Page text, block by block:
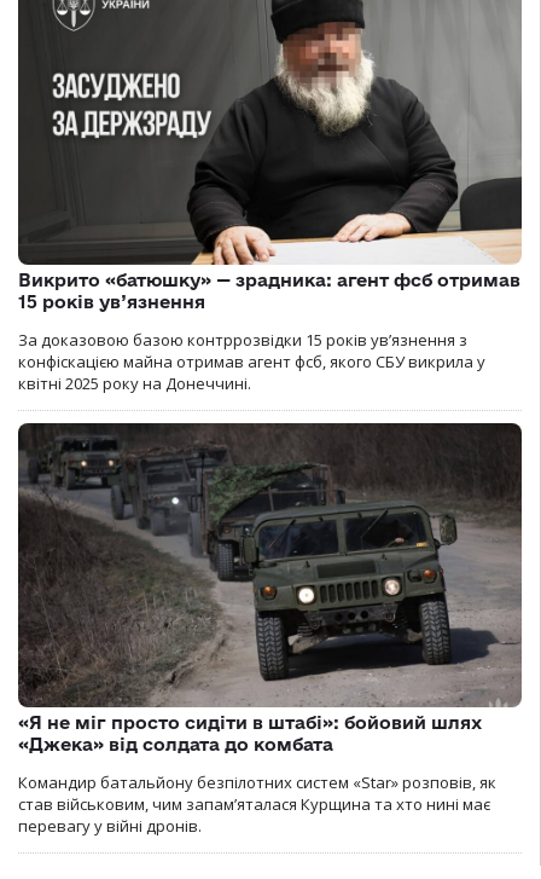
Викрито «батюшку» — зрадника: агент фсб отримав
15 років ув’язнення
За доказовою базою контррозвідки 15 років увʼязнення з
конфіскацією майна отримав агент фсб, якого СБУ викрила у
квітні 2025 року на Донеччині.
«Я не міг просто сидіти в штабі»: бойовий шлях
«Джека» від солдата до комбата
Командир батальйону безпілотних систем «Star» розповів, як
став військовим, чим запам’яталася Курщина та хто нині має
перевагу у війні дронів.